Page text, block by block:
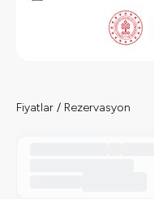
Fiyatlar / Rezervasyon